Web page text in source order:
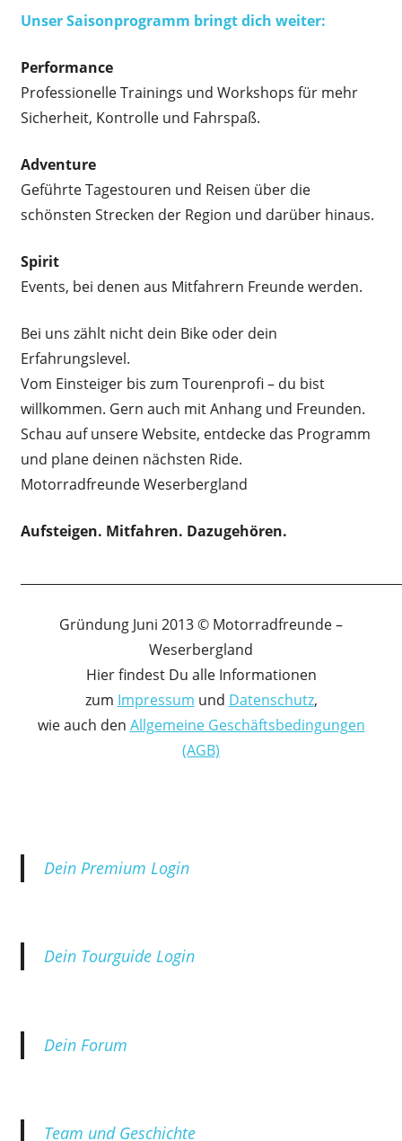
Unser Saisonprogramm bringt dich weiter:
Performance
Professionelle Trainings und Workshops für mehr
Sicherheit, Kontrolle und Fahrspaß.
Adventure
Geführte Tagestouren und Reisen über die
schönsten Strecken der Region und darüber hinaus.
Spirit
Events, bei denen aus Mitfahrern Freunde werden.
Bei uns zählt nicht dein Bike oder dein
Erfahrungslevel.
Vom Einsteiger bis zum Tourenprofi – du bist
willkommen. Gern auch mit Anhang und Freunden.
Schau auf unsere Website, entdecke das Programm
und plane deinen nächsten Ride.
Motorradfreunde Weserbergland
Aufsteigen. Mitfahren. Dazugehören.
Gründung Juni 2013 © Motorradfreunde –
Weserbergland
Hier findest Du alle Informationen
zum Impressum und Datenschutz,
wie auch den Allgemeine Geschäftsbedingungen
(AGB)
Dein Premium Login
Dein Tourguide Login
Dein Forum
Team und Geschichte